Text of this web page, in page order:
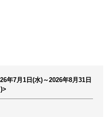
年7月1日(水)～2026年8月31日